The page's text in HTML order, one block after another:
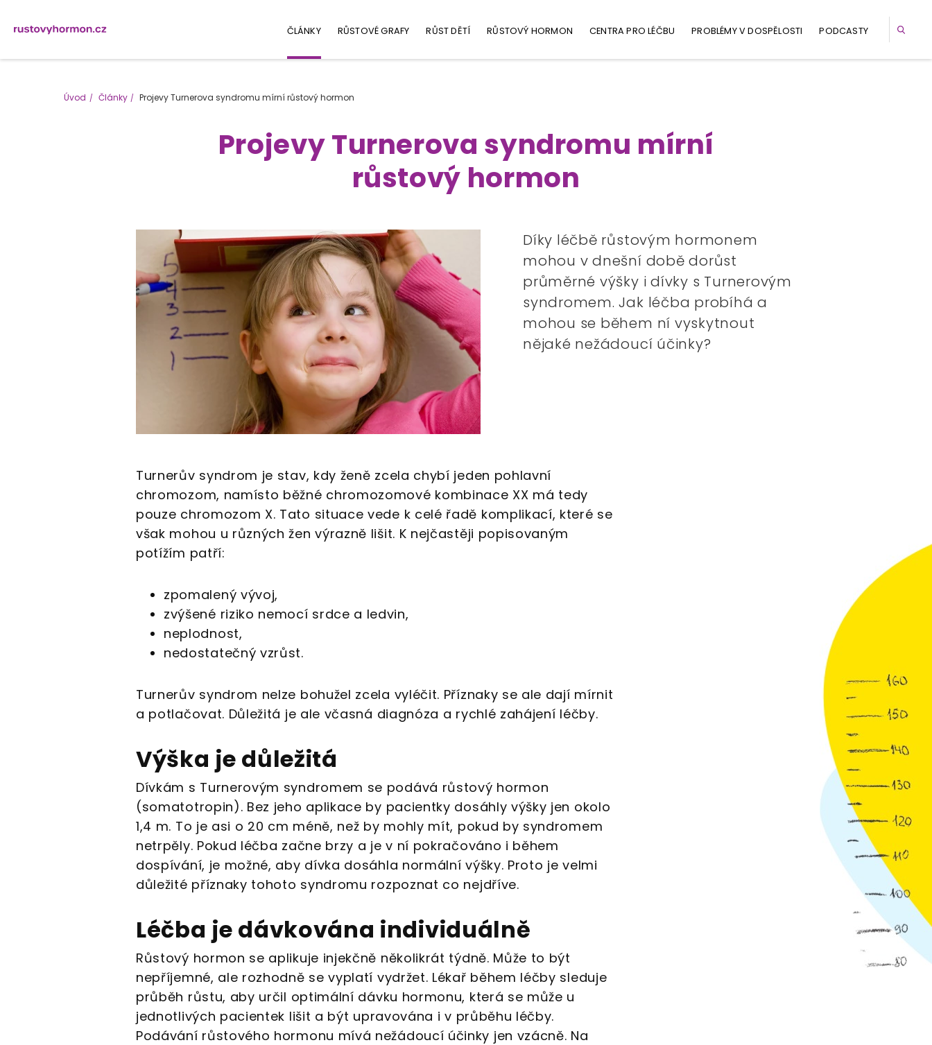
ČLÁNKY RŮSTOVÉ GRAFY RŮST DĚTÍ RŮSTOVÝ HORMON CENTRA PRO LÉČBU PROBLÉMY V DOSPĚLOSTI PODCASTY
Úvod Články Projevy Turnerova syndromu mírní růstový hormon
Projevy Turnerova syndromu mírní
růstový hormon
Díky léčbě růstovým hormonem
mohou v dnešní době dorůst
průměrné výšky i dívky s Turnerovým
syndromem. Jak léčba probíhá a
mohou se během ní vyskytnout
nějaké nežádoucí účinky?
Turnerův syndrom je stav, kdy ženě zcela chybí jeden pohlavní
chromozom, namísto běžné chromozomové kombinace XX má tedy
pouze chromozom X. Tato situace vede k celé řadě komplikací, které se
však mohou u různých žen výrazně lišit. K nejčastěji popisovaným
potížím patří:
zpomalený vývoj,
zvýšené riziko nemocí srdce a ledvin,
neplodnost,
nedostatečný vzrůst.
Turnerův syndrom nelze bohužel zcela vyléčit. Příznaky se ale dají mírnit
a potlačovat. Důležitá je ale včasná diagnóza a rychlé zahájení léčby.
Výška je důležitá
Dívkám s Turnerovým syndromem se podává růstový hormon
(somatotropin). Bez jeho aplikace by pacientky dosáhly výšky jen okolo
1,4 m. To je asi o 20 cm méně, než by mohly mít, pokud by syndromem
netrpěly. Pokud léčba začne brzy a je v ní pokračováno i během
dospívání, je možné, aby dívka dosáhla normální výšky. Proto je velmi
důležité příznaky tohoto syndromu rozpoznat co nejdříve.
Léčba je dávkována individuálně
Růstový hormon se aplikuje injekčně několikrát týdně. Může to být
nepříjemné, ale rozhodně se vyplatí vydržet. Lékař během léčby sleduje
průběh růstu, aby určil optimální dávku hormonu, která se může u
jednotlivých pacientek lišit a být upravována i v průběhu léčby.
Podávání růstového hormonu mívá nežádoucí účinky jen vzácně. Na